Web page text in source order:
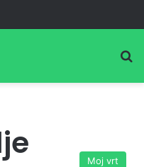
Moj vrt